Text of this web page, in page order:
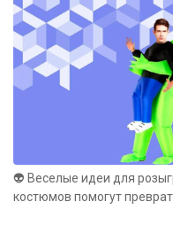
👽 Веселые идеи для
костюмов помогут